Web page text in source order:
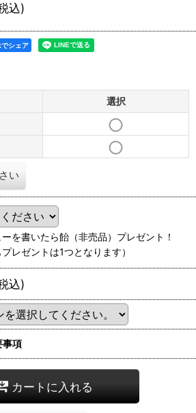
込)
シェア
選択
い
を書いたら飴（非売品）プレゼント！
レゼントは1つとなります）
込)
事項
カートに入れる